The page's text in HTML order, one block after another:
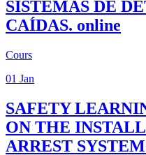
SISTEMAS DE
CAÍDAS. online
Cours
01 Jan
SAFETY
ON THE
ARREST